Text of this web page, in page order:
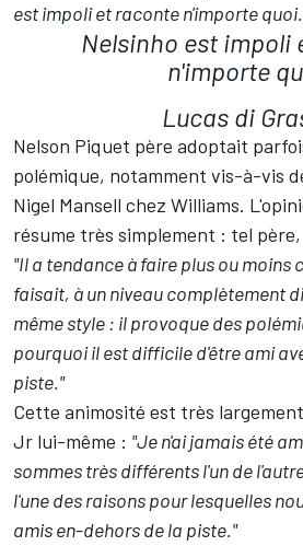
est impoli et raconte n'importe
Nelsinho est impoli
n'importe
Lucas di
Nelson Piquet père adoptait
polémique, notamment vis-à-vis
Nigel Mansell chez Williams.
résume très simplement : tel
"Il a tendance à faire plus ou moins
faisait, à un niveau complètement
même style : il provoque des
pourquoi il est difficile d'être ami
piste."
Cette animosité est très
Jr lui-même : "Je n'ai jamais été
sommes très différents l'un de
l'une des raisons pour lesquelles
amis en-dehors de la piste."